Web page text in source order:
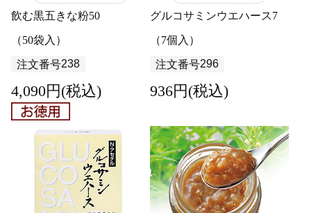
飲む黒五きな粉50
（50袋入）
注文番号238
4,090円(税込)
グルコサミンウエハース7
（7個入）
注文番号296
936円(税込)